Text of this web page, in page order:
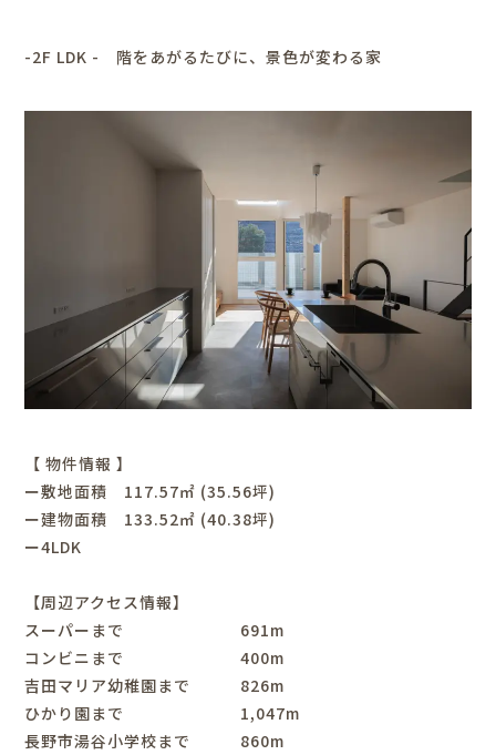
-2F LDK - 階をあがるたびに、景色が変わる家
【 物件情報 】
ー敷地面積 117.57㎡ (35.56坪)
ー建物面積 133.52㎡ (40.38坪)
ー4LDK
【周辺アクセス情報】
スーパーまで 691m
コンビニまで 400m
吉田マリア幼稚園まで 826m
ひかり園まで 1,047m
長野市湯谷小学校まで 860m